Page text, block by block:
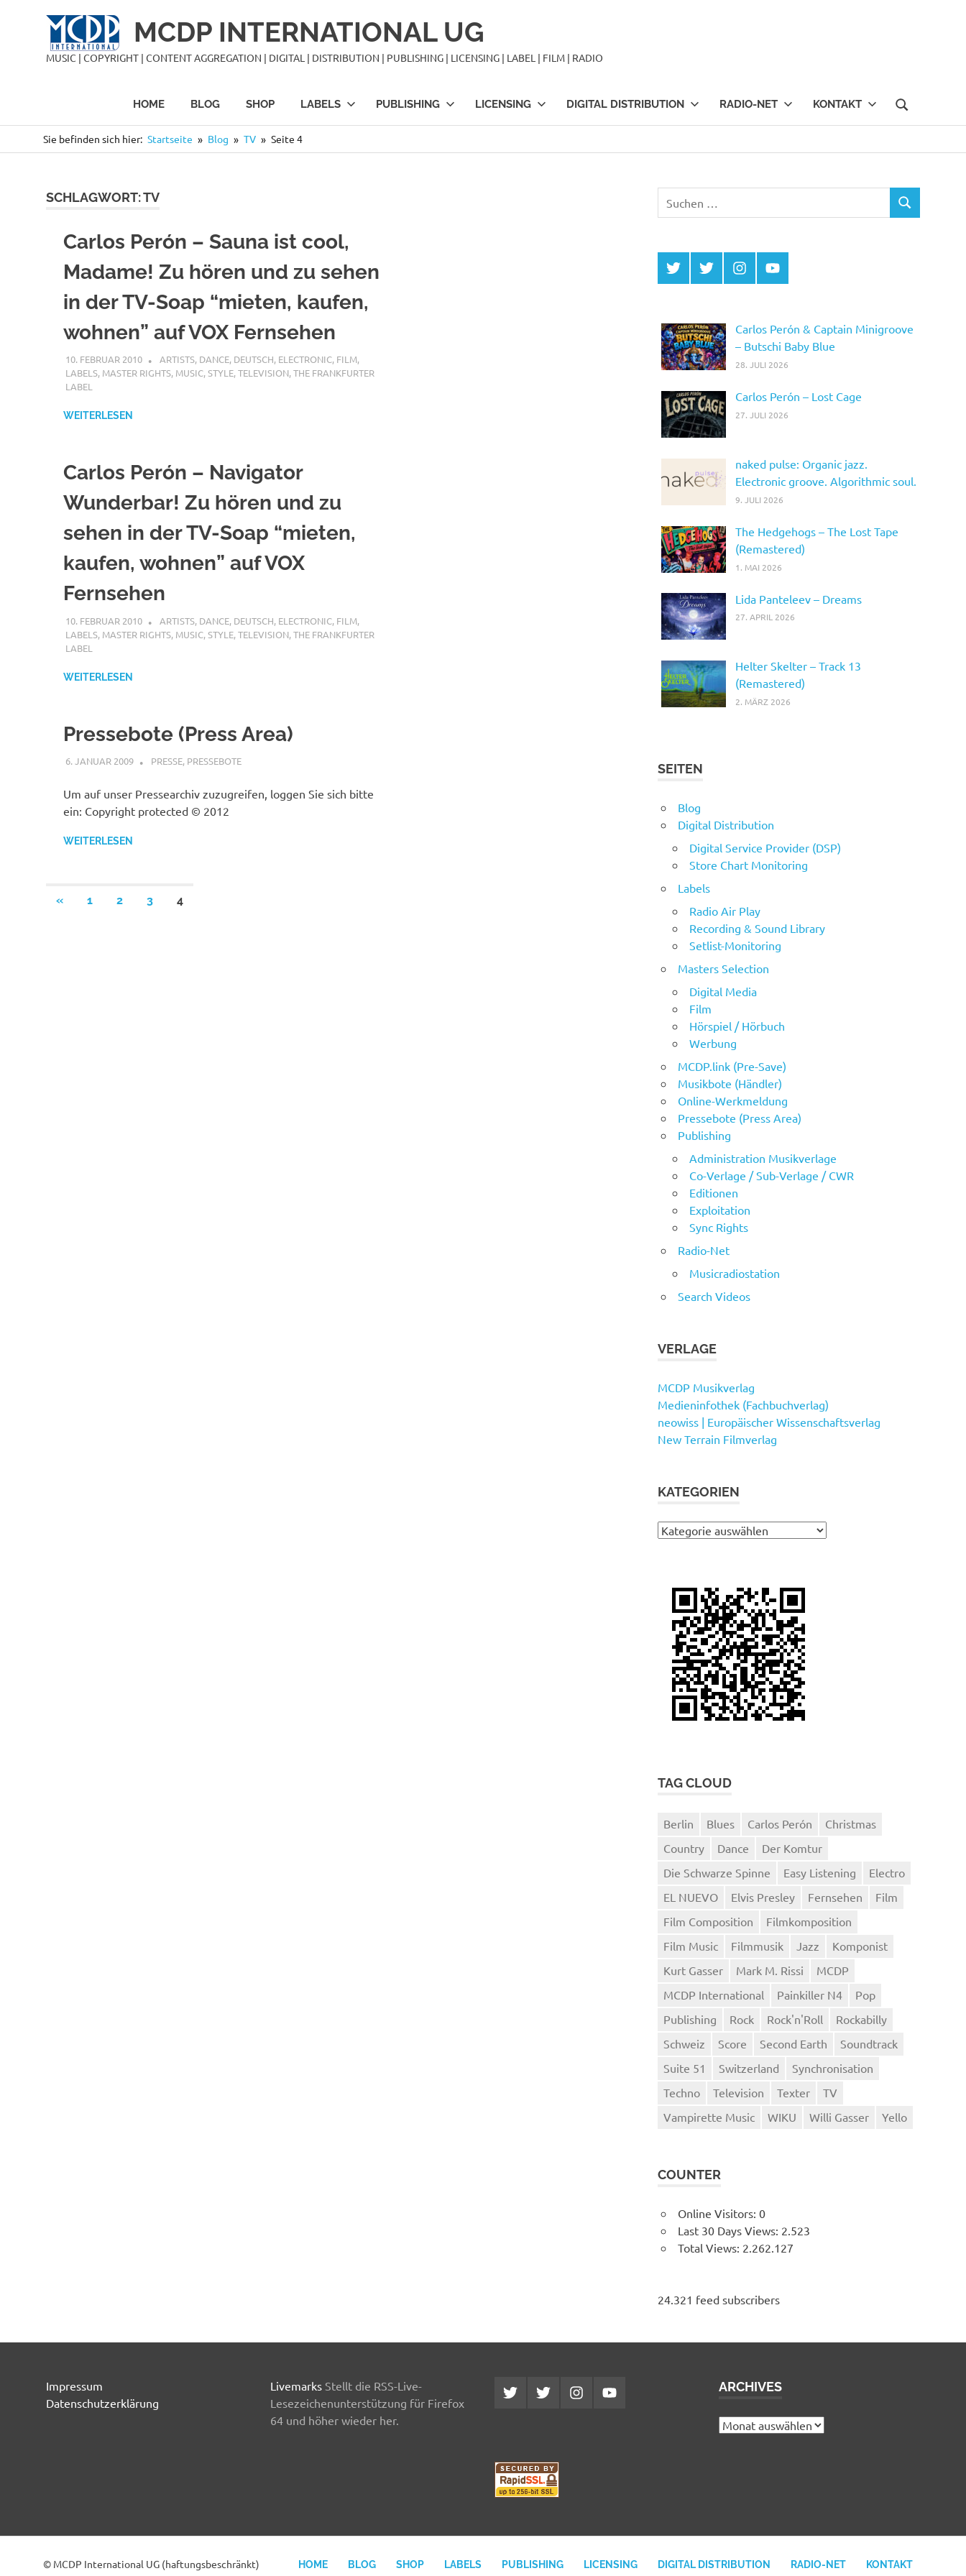
MCDP INTERNATIONAL UG
MUSIC | COPYRIGHT | CONTENT AGGREGATION | DIGITAL | DISTRIBUTION | PUBLISHING | LICENSING | LABEL | FILM | RADIO
HOME BLOG SHOP LABELS PUBLISHING LICENSING DIGITAL DISTRIBUTION RADIO-NET KONTAKT
Sie befinden sich hier: Startseite Blog TV Seite 4
SCHLAGWORT:TV
Carlos Perón – Sauna ist cool,
Madame! Zu hören und zu sehen
in der TV-Soap “mieten, kaufen,
wohnen” auf VOX Fernsehen
10. FEBRUAR 2010 STEFANBRAUN
ARTISTS, DANCE, DEUTSCH, ELECTRONIC, FILM,
LABELS, MASTER RIGHTS, MUSIC,STYLE,TELEVISION,THE FRANKFURTER
LABEL
WEITERLESEN
Carlos Perón – Navigator
Wunderbar! Zu hören und zu
sehen in der TV-Soap “mieten,
kaufen, wohnen” auf VOX
Fernsehen
10. FEBRUAR 2010 STEFANBRAUN
ARTISTS, DANCE, DEUTSCH, ELECTRONIC, FILM,
LABELS, MASTER RIGHTS, MUSIC,STYLE,TELEVISION,THE FRANKFURTER
LABEL
WEITERLESEN
Pressebote (Press Area)
6. JANUAR 2009 STEFANBRAUN
PRESSE, PRESSEBOTE
Um auf unser Pressearchiv zuzugreifen, loggen Sie sich bitte
ein: Copyright protected © 2012
WEITERLESEN
Seitennummerierung
«VORHERIGE
1 2 3 4
nach:
SUCHEN
Twitter
MCDP
Twitter
Musicradiostation
InstagramYouTube
Carlos Perón & Captain Minigroove
– Butschi Baby Blue
28. JULI 2026
Carlos Perón – Lost Cage
27. JULI 2026
naked pulse: Organic jazz.
Electronic groove. Algorithmic soul.
9. JULI 2026
The Hedgehogs – The Lost Tape
(Remastered)
1. MAI 2026
Lida Panteleev – Dreams
27. APRIL 2026
Helter Skelter – Track 13
(Remastered)
2. MÄRZ 2026
SEITEN
Blog
Digital Distribution
Digital Service Provider (DSP)
Store Chart Monitoring
Labels
Radio Air Play
Recording & Sound Library
Setlist-Monitoring
Masters Selection
Digital Media
Film
Hörspiel / Hörbuch
Werbung
MCDP.link (Pre-Save)
Musikbote (Händler)
Online-Werkmeldung
Pressebote (Press Area)
Publishing
Administration Musikverlage
Co-Verlage / Sub-Verlage / CWR
Editionen
Exploitation
Sync Rights
Radio-Net
Musicradiostation
Search Videos
VERLAGE
MCDP Musikverlag
Medieninfothek (Fachbuchverlag)
neowiss | Europäischer Wissenschaftsverlag
New Terrain Filmverlag
KATEGORIEN
Kategorien
TAG CLOUD
Berlin Blues Carlos Perón
Christmas
Country
Dance
Der Komtur
Die Schwarze Spinne
Easy Listening
Electro
EL NUEVO
Elvis Presley Fernsehen
Film
Film Composition
Filmkomposition
Film Music
Filmmusik Jazz
Komponist
Kurt Gasser
Mark M. Rissi
MCDP
MCDP International
Painkiller N4
Pop
Publishing
Rock Rock'n'Roll
Rockabilly
Schweiz
Score Second Earth
Soundtrack
Suite 51
Switzerland
Synchronisation
Techno
Television Texter
TV
Vampirette Music
WIKU Willi Gasser Yello
COUNTER
Online Visitors: 0
Last 30 Days Views: 2.523
Total Views: 2.262.127
24.321 feed subscribers
Impressum
Datenschutzerklärung
Livemarks Stellt die RSS-Live-
Lesezeichenunterstützung für Firefox
64 und höher wieder her.
Twitter
MCDP
Twitter
Musicradiostation
InstagramYouTube ARCHIVES
Archives
HOME BLOG SHOP LABELS PUBLISHING LICENSING DIGITAL DISTRIBUTION RADIO-NET KONTAKT
© MCDP International UG (haftungsbeschränkt)